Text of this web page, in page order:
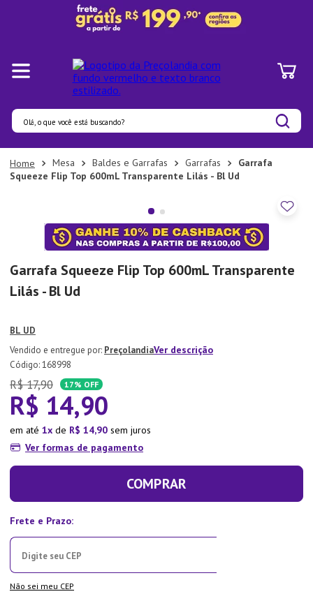
Olá, o que você está buscando?
Mesa Baldes e Garrafas Garrafas
Garrafa
Squeeze Flip Top 600mL Transparente Lilás - Bl Ud
Garrafa Squeeze Flip Top 600mL Transparente
Lilás - Bl Ud
BL UD
PreçolandiaVer descrição
:168998
R$ 17,90 17% OFF
R$ 14,90
em até 1 de R$ 14,90 sem juros
Ver formas de pagamento
COMPRAR
Não sei meu CEP
Termos mais buscados
1º
Panelas
Organizadores
Bambu
5 º
Copo
7º
8º
Xicara
9º
10º Organizador